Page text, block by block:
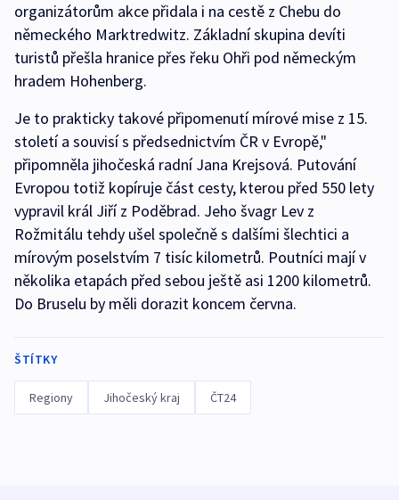
organizátorům akce přidala i na cestě z Chebu do
německého Marktredwitz. Základní skupina devíti
turistů přešla hranice přes řeku Ohři pod německým
hradem Hohenberg.
Je to prakticky takové připomenutí mírové mise z 15.
století a souvisí s předsednictvím ČR v Evropě,"
připomněla jihočeská radní Jana Krejsová. Putování
Evropou totiž kopíruje část cesty, kterou před 550 lety
vypravil král Jiří z Poděbrad. Jeho švagr Lev z
Rožmitálu tehdy ušel společně s dalšími šlechtici a
mírovým poselstvím 7 tisíc kilometrů. Poutníci mají v
několika etapách před sebou ještě asi 1200 kilometrů.
Do Bruselu by měli dorazit koncem června.
ŠTÍTKY
Regiony Jihočeský kraj ČT24